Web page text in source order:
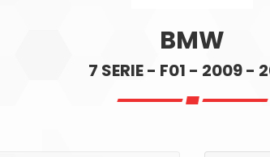
BMW
7 SERIE - F01 - 2009 -